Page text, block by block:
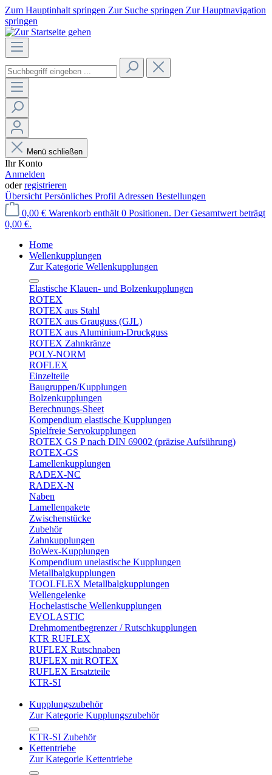
Zum Hauptinhalt springen Zur Suche springen Zur Hauptnavigation
springen
Menü schließen
Ihr Konto
Anmelden
oderregistrieren
Übersicht Persönliches Profil Adressen Bestellungen
0,00 € Warenkorb enthält 0 Positionen. Der Gesamtwert beträgt
0,00 €.
Home
Wellenkupplungen
Zur Kategorie Wellenkupplungen
Elastische Klauen- und Bolzenkupplungen
ROTEX
ROTEX aus Stahl
ROTEX aus Grauguss (GJL)
ROTEX aus Aluminium-Druckguss
ROTEX Zahnkränze
POLY-NORM
ROFLEX
Einzelteile
Baugruppen/Kupplungen
Bolzenkupplungen
Berechnungs-Sheet
Kompendium elastische Kupplungen
Spielfreie Servokupplungen
ROTEX GS P nach DIN 69002 (präzise Aufsührung)
ROTEX-GS
Lamellenkupplungen
RADEX-NC
RADEX-N
Naben
Lamellenpakete
Zwischenstücke
Zubehör
Zahnkupplungen
BoWex-Kupplungen
Kompendium unelastische Kupplungen
Metallbalgkupplungen
TOOLFLEX Metallbalgkupplungen
Wellengelenke
Hochelastische Wellenkupplungen
EVOLASTIC
Drehmomentbegrenzer / Rutschkupplungen
KTR RUFLEX
RUFLEX Rutschnaben
RUFLEX mit ROTEX
RUFLEX Ersatzteile
KTR-SI
Kupplungszubehör
Zur Kategorie Kupplungszubehör
KTR-SI Zubehör
Kettentriebe
Zur Kategorie Kettentriebe